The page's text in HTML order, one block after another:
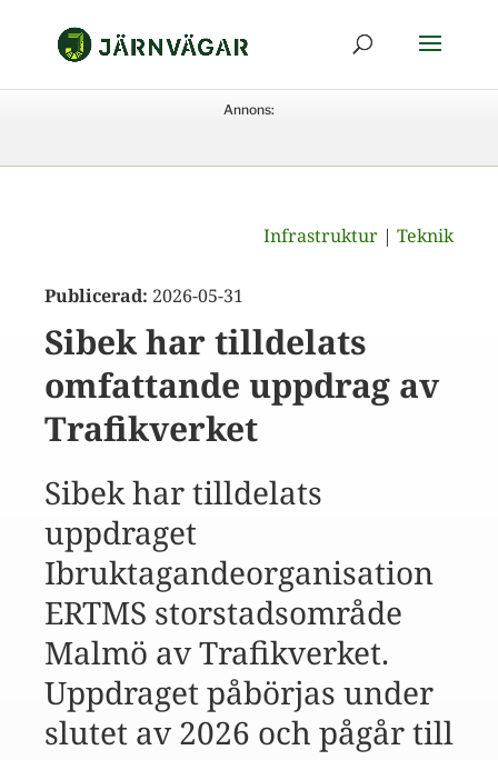
Annons:
Infrastruktur | Teknik
Publicerad: 2026-05-31
Sibek har tilldelats
omfattande uppdrag av
Trafikverket
Sibek har tilldelats
uppdraget
Ibruktagandeorganisation
ERTMS storstadsområde
Malmö av Trafikverket.
Uppdraget påbörjas under
slutet av 2026 och pågår till